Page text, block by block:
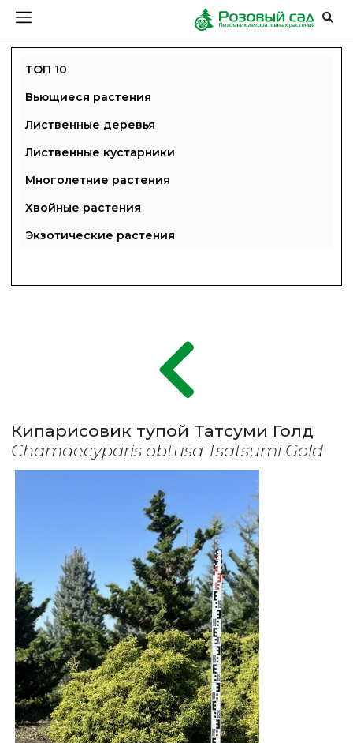
ТОП 10
Вьющиеся растения
Лиственные деревья
Лиственные кустарники
Многолетние растения
Хвойные растения
Экзотические растения
Кипарисовик тупой Татсуми Голд
Chamaecyparis obtusa Tsatsumi Gold